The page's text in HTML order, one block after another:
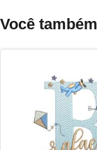
Você